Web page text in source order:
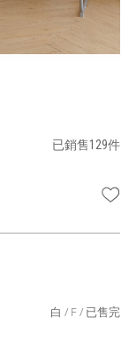
已銷售129件
白 F 已售完